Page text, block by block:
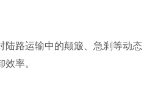
陆路运输中的颠簸、急刹等动态
率。